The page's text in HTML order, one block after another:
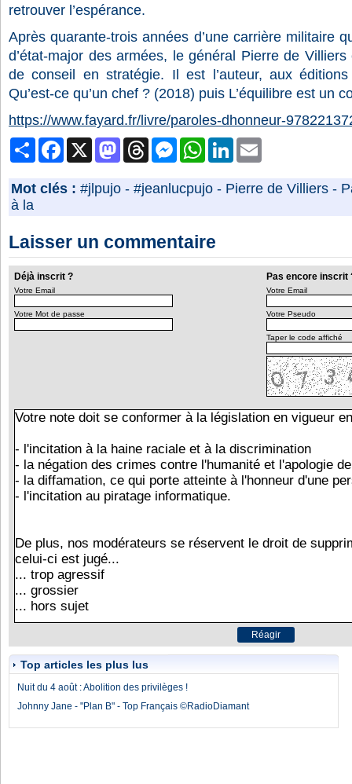
retrouver l’espérance.
Après quarante-trois années d’une carrière militaire
d’état-major des armées, le général Pierre de Villiers
de conseil en stratégie. Il est l’auteur, aux
Qu’est-ce qu’un chef ? (2018) puis L’équilibre est un
https://www.fayard.fr/livre/paroles-dhonneur-
PartagerFacebook MastodonThreads MessengerWhatsAppLinkedIn
Mot clés : #jlpujo - #jeanlucpujo - Pierre de Villiers -
à la
Laisser un commentaire
Déjà inscrit ? Pas encore inscrit
Votre Email
Votre Mot de passe
Votre Email
Votre Pseudo
Taper le code affiché
Top articles les plus lus
Nuit du 4 août : Abolition des privilèges !
Johnny Jane - "Plan B" - Top Français ©RadioDiamant